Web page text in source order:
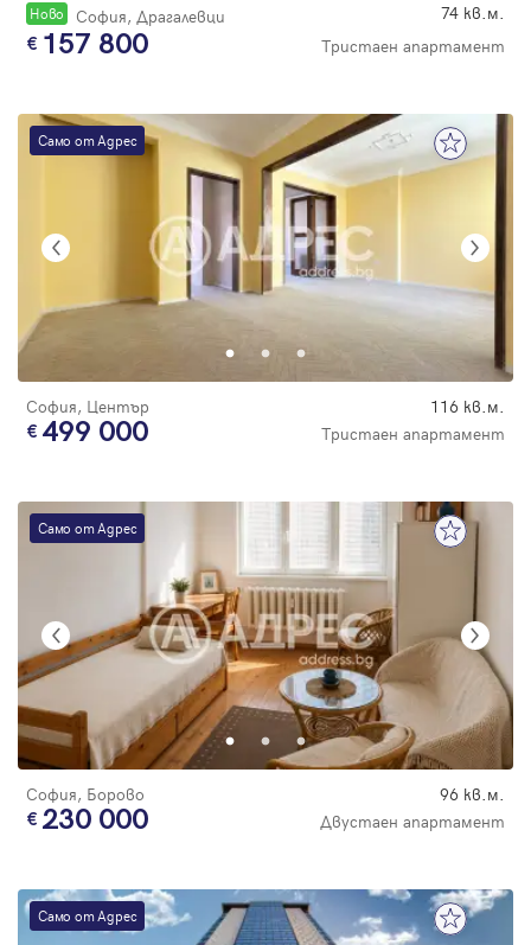
Новo София, Драгалевци 74 кв.м.
157 800 Тристаен апартамент
Само от Адрес
София, Център 116 кв.м.
499 000 Тристаен апартамент
Само от Адрес
София, Борово 96 кв.м.
230 000 Двустаен апартамент
Само от Адрес